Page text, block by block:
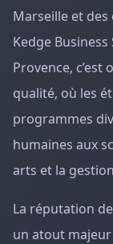
Marseille et
Kedge Business
Provence,
qualité, où les
programmes
humaines aux
arts et la
La réputation
un atout